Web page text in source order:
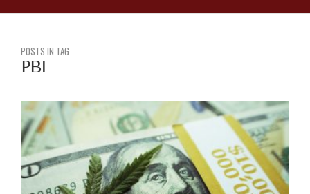
POSTS IN TAG
PBI